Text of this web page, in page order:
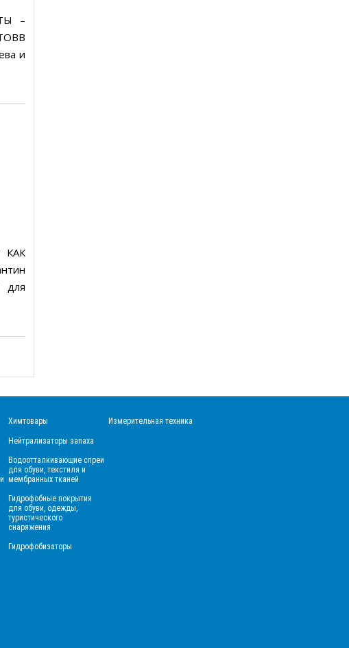
–
и
для
Химтовары
Нейтрализаторы запаха
Водоотталкивающие спреи
для обуви, текстиля и
мембранных тканей
Гидрофобные покрытия
для обуви, одежды,
туристического
снаряжения
Гидрофобизаторы
Измерительная техника